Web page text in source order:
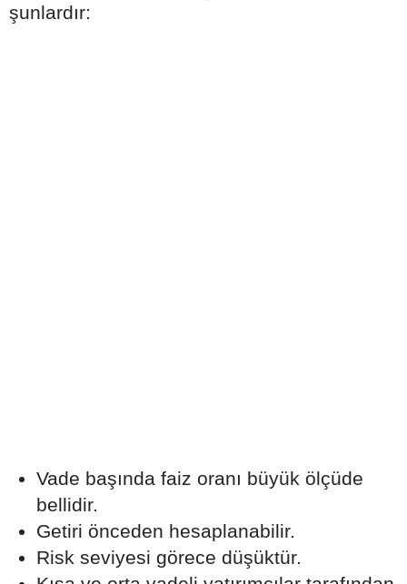
şunlardır:
Vade başında faiz oranı büyük ölçüde
bellidir.
Getiri önceden hesaplanabilir.
Risk seviyesi görece düşüktür.